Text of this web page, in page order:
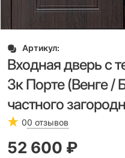
Артикул:
Входная дверь с
3к Порте (Венге /
частного
00 отзывов
52 600 ₽